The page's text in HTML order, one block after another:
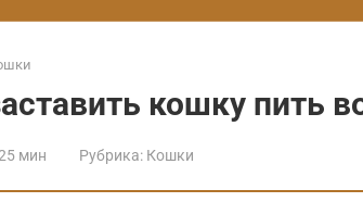
кошку пить
мин Рубрика: Кошки